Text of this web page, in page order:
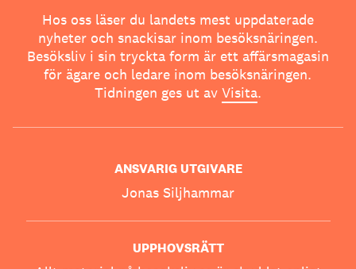
Hos oss läser du landets mest uppdaterade
nyheter och snackisar inom besöksnäringen.
Besöksliv i sin tryckta form är ett affärsmagasin
för ägare och ledare inom besöksnäringen.
Tidningen ges ut av Visita.
ANSVARIG UTGIVARE
Jonas Siljhammar
UPPHOVSRÄTT